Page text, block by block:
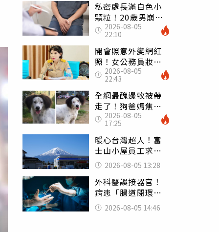
私密處長滿白色小
顆粒！20歲男崩潰
求診 醫曝5大真相
別再誤會
2026-08-05
22:10
開會照意外變網紅
照！女公務員妝容
掀2千則留言 本人
怒嗆：化妝有錯嗎
2026-08-05
22:43
全網最醜邊牧被帶
走了！狗爸媽焦慮
到送醫 農場急喊
一句話
2026-08-05
17:25
暖心台灣超人！富
士山小屋員工求助
「想活下去」 山
友狂背物資上山：
台灣真的是寶島
2026-08-05 13:28
外科醫誤接器官！
病患「腸道閉環」
無法排便險死 同
行看傻：糟糕至極
2026-08-05 14:46